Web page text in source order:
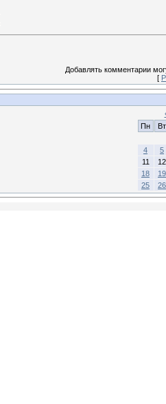
Добавлять комментарии
[
Пн
Вт
4
5
11
12
18
19
25
26